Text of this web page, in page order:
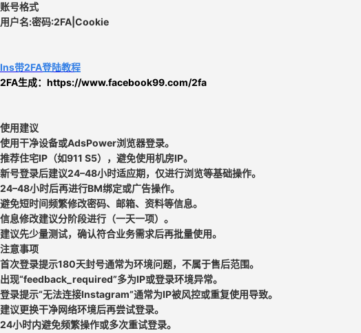
账号格式
用户名:密码:2FA|Cookie
Ins带2FA登陆教程
2FA生成： https://www.facebook99.com/2fa
使用建议
使用干净设备或AdsPower浏览器登录。
推荐住宅IP（如911 S5），避免使用机房IP。
新号登录后建议24–48小时适应期，仅进行浏览等基础操作。
24–48小时后再进行BM绑定或广告操作。
避免短时间频繁修改密码、邮箱、资料等信息。
信息修改建议分阶段进行（一天一项）。
建议先少量测试，确认符合业务需求后再批量使用。
注意事项
首次登录提示180天封号通常为环境问题，不属于售后范围。
出现“feedback_required”多为IP或登录环境异常。
登录提示“无法连接Instagram”通常为IP被风控或重复使用导致。
建议更换干净网络环境后再尝试登录。
24小时内避免频繁操作或多次重试登录。